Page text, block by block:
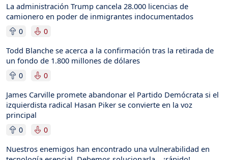
La administración Trump cancela 28.000 licencias de
camionero en poder de inmigrantes indocumentados
0 0
Todd Blanche se acerca a la confirmación tras la retirada de
un fondo de 1.800 millones de dólares
0 0
James Carville promete abandonar el Partido Demócrata si el
izquierdista radical Hasan Piker se convierte en la voz
principal
0 0
Nuestros enemigos han encontrado una vulnerabilidad en